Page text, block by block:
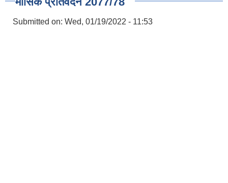
Submitted on: Wed, 01/19/2022 - 11:53